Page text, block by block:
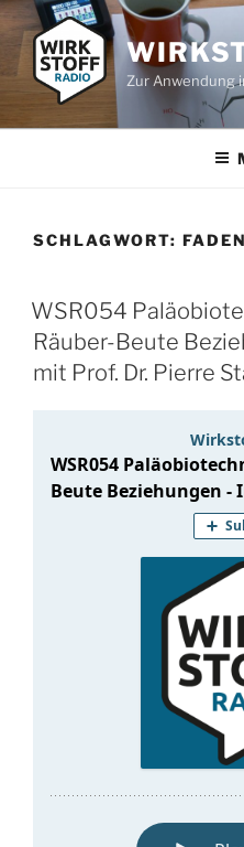
Zum
Inhalt
springen
Zur Anwendung
SCHLAGWORT:
WSR054
Räuber-Beute
mit Prof. Dr. Pierre